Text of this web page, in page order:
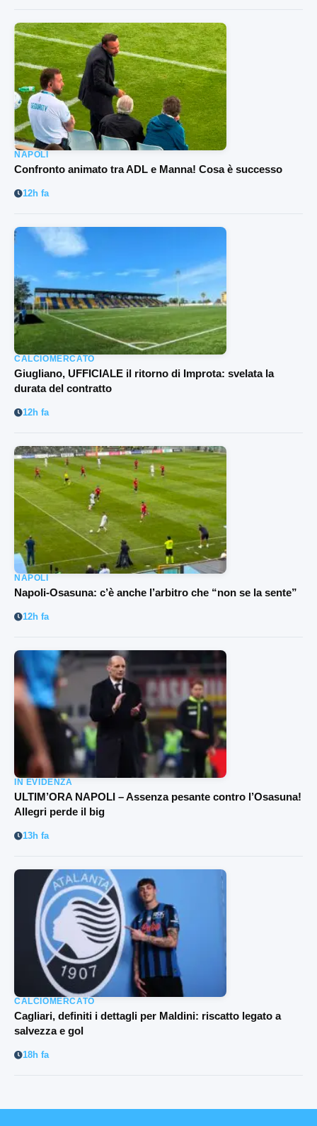
NAPOLI
Confronto animato tra ADL e Manna! Cosa è successo
12h fa
CALCIOMERCATO
Giugliano, UFFICIALE il ritorno di Improta: svelata la
durata del contratto
12h fa
NAPOLI
Napoli-Osasuna: c’è anche l’arbitro che “non se la sente”
12h fa
IN EVIDENZA
ULTIM’ORA NAPOLI – Assenza pesante contro l’Osasuna!
Allegri perde il big
13h fa
CALCIOMERCATO
Cagliari, definiti i dettagli per Maldini: riscatto legato a
salvezza e gol
18h fa